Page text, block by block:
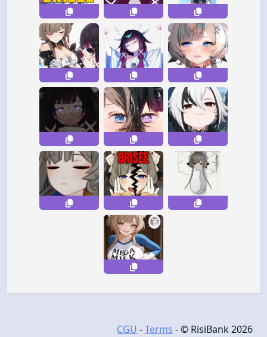
CGU -Terms - © RisiBank 2026